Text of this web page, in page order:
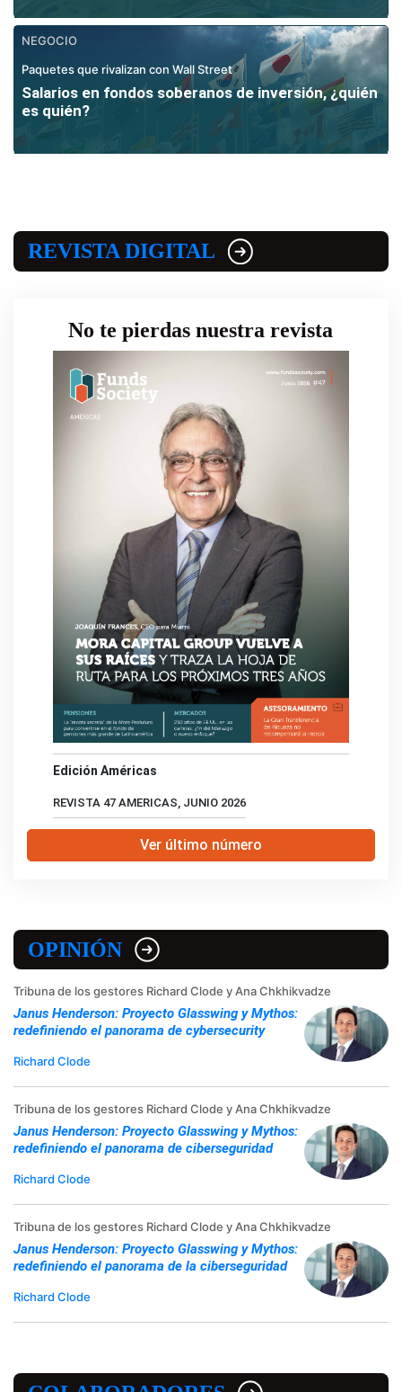
NEGOCIO
Paquetes que rivalizan con Wall Street
Salarios en fondos soberanos de inversión, ¿quién
es quién?
REVISTA DIGITAL
No te pierdas nuestra revista
Edición Américas
REVISTA 47 AMERICAS, JUNIO 2026
Ver último número
OPINIÓN
Tribuna de los gestores Richard Clode y Ana Chkhikvadze
Janus Henderson: Proyecto Glasswing y Mythos:
redefiniendo el panorama de cybersecurity
Richard Clode
Tribuna de los gestores Richard Clode y Ana Chkhikvadze
Janus Henderson: Proyecto Glasswing y Mythos:
redefiniendo el panorama de ciberseguridad
Richard Clode
Tribuna de los gestores Richard Clode y Ana Chkhikvadze
Janus Henderson: Proyecto Glasswing y Mythos:
redefiniendo el panorama de la ciberseguridad
Richard Clode